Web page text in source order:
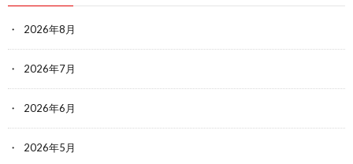
2026年8月
2026年7月
2026年6月
2026年5月